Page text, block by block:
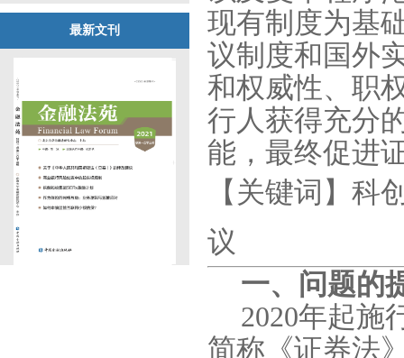
最新文刊
现有制度为基
议制度和国外
和权威性、职
行人获得充分
能，最终促进
【关键词】科
议
一、问题的
2020年起施
简称《证券法